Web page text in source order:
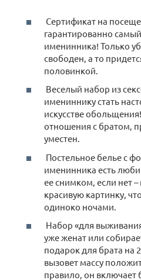
Сертификат на
гарантированно
именинника! Только
свободен, а то
половинкой.
Веселый набор из
имениннику стать
искусстве
отношения с братом,
уместен.
Постельное белье с
именинника есть
ее снимком, если нет
красивую картинку,
одиноко ночами.
Набор «для
уже женат или
подарок для брата на
вызовет массу
правило, он включает